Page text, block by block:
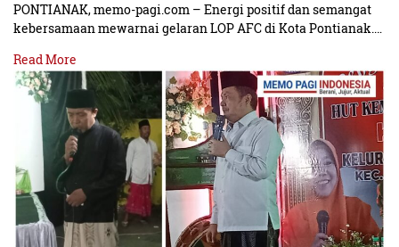
PONTIANAK, memo-pagi.com – Energi positif dan semangat
kebersamaan mewarnai gelaran LOP AFC di Kota Pontianak.…
Read More